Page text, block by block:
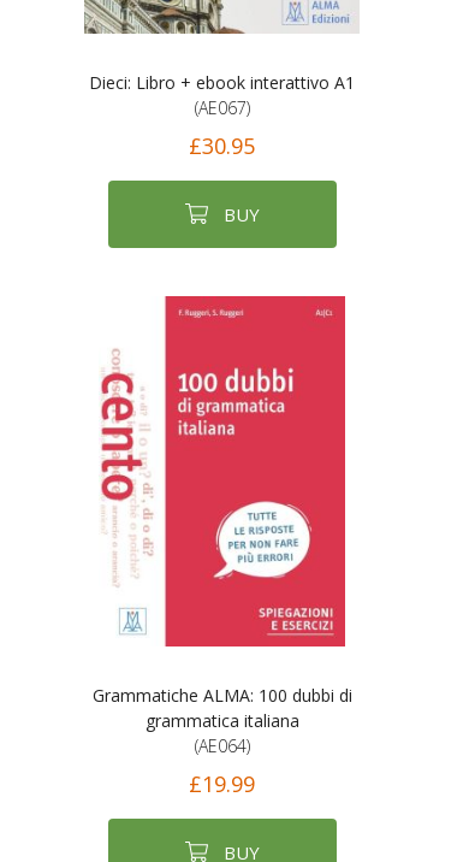
Dieci: Libro + ebook interattivo A1
(AE067)
£30.95
BUY
Grammatiche ALMA: 100 dubbi di
grammatica italiana
(AE064)
£19.99
BUY